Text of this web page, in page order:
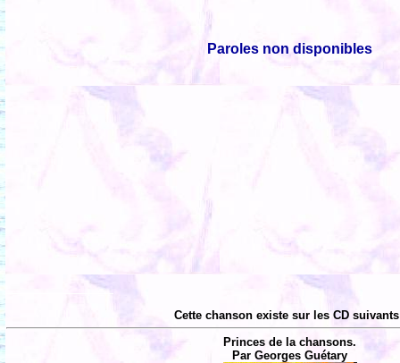
Paroles non disponibles
Cette chanson existe sur les CD
Princes de la chansons.
Par Georges Guétary